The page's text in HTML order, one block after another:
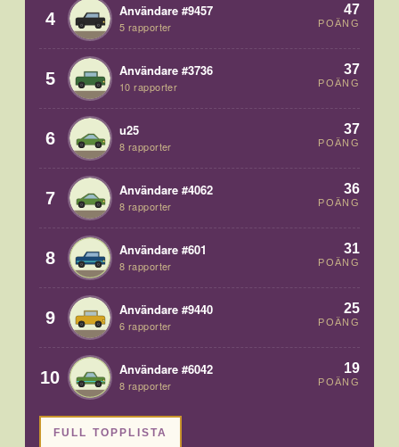
4 Användare #9457
5 rapporter
47
POÄNG
5 Användare #3736
10 rapporter
37
POÄNG
6 u25
8 rapporter
37
POÄNG
7 Användare #4062
8 rapporter
36
POÄNG
8 Användare #601
8 rapporter
31
POÄNG
9 Användare #9440
6 rapporter
25
POÄNG
10 Användare #6042
8 rapporter
19
POÄNG
FULL TOPPLISTA